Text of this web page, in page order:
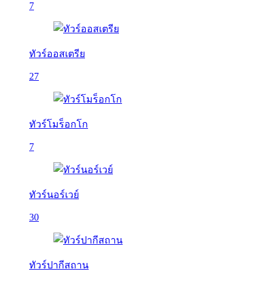
7
ทัวร์ออสเตรีย
27
ทัวร์โมร็อกโก
7
ทัวร์นอร์เวย์
30
ทัวร์ปากีสถาน